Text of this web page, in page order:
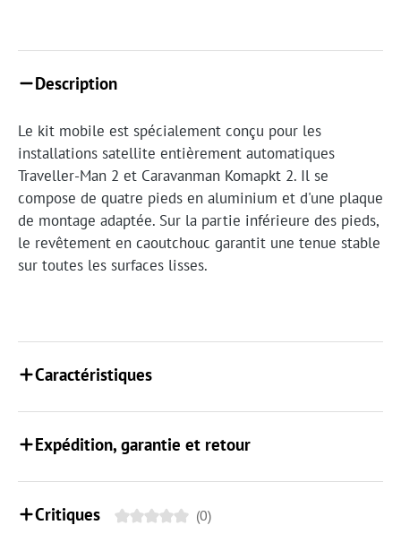
Description
Le kit mobile est spécialement conçu pour les
installations satellite entièrement automatiques
Traveller-Man 2 et Caravanman Komapkt 2. Il se
compose de quatre pieds en aluminium et d'une plaque
de montage adaptée. Sur la partie inférieure des pieds,
le revêtement en caoutchouc garantit une tenue stable
sur toutes les surfaces lisses.
Caractéristiques
Expédition, garantie et retour
Critiques (0)